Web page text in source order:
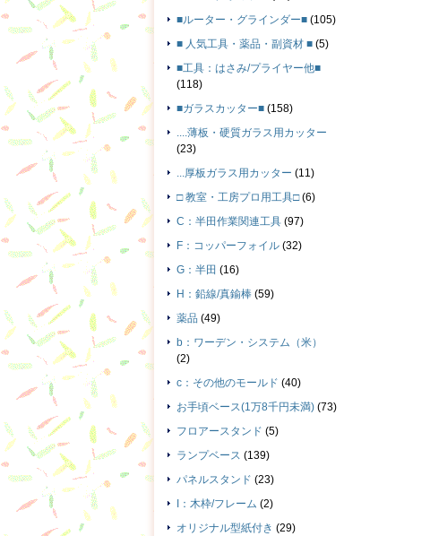
■ルーター・グラインダー■ (105)
■ 人気工具・薬品・副資材 ■ (5)
■工具：はさみ/プライヤー他■
(118)
■ガラスカッター■ (158)
....薄板・硬質ガラス用カッター
(23)
...厚板ガラス用カッター (11)
□ 教室・工房プロ用工具□ (6)
C：半田作業関連工具 (97)
F：コッパーフォイル (32)
G：半田 (16)
H：鉛線/真鍮棒 (59)
薬品 (49)
b：ワーデン・システム（米）
(2)
c：その他のモールド (40)
お手頃ベース(1万8千円未満) (73)
フロアースタンド (5)
ランプベース (139)
パネルスタンド (23)
I：木枠/フレーム (2)
オリジナル型紙付き (29)